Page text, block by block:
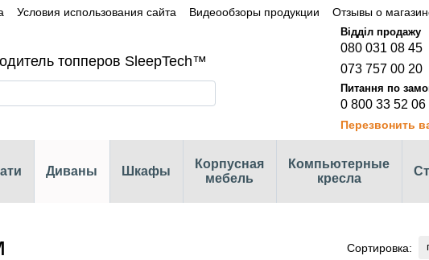
Условия использования сайта Видеообзоры продукции Отзывы о
топперов SleepTech™
080 031 08 45
073 757 00 20
0 800 33 52 06
Перезвонить
Диваны Шкафы
Корпусная
мебель
Компьютерные
кресла
Сортировка: